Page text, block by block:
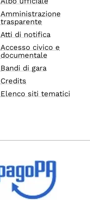
Amministrazione
trasparente
Atti di notifica
Accesso civico e
documentale
Bandi di gara
Credits
Elenco siti tematici